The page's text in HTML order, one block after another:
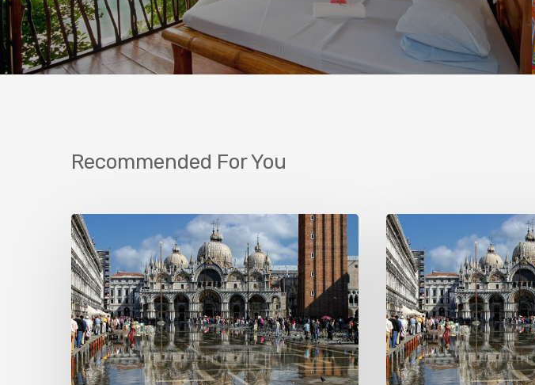
Recommended For You